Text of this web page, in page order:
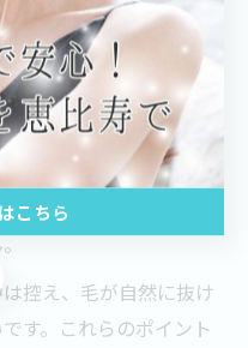
とポイント
るため、保湿を中心と
術部位を優しく冷や
トラブルを防ぎます。
ことで紫外線から肌を
控え、毛が自然に抜け
す。これらのポイント
こちら
こちら